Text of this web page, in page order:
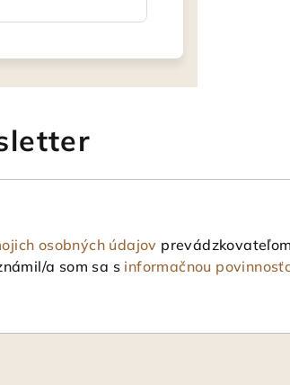
osobných údajov
a som sa s informačnou